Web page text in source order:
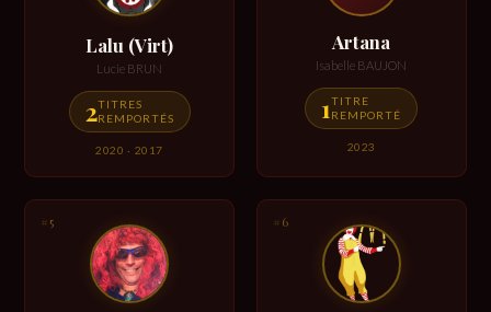
Lalu (Virt)
Lucie BRUN
2TITRES
REMPORTÉS
2020 · 2017
Artana
Isabelle BAUJON
1TITRE
REMPORTÉ
2023
#5 #6